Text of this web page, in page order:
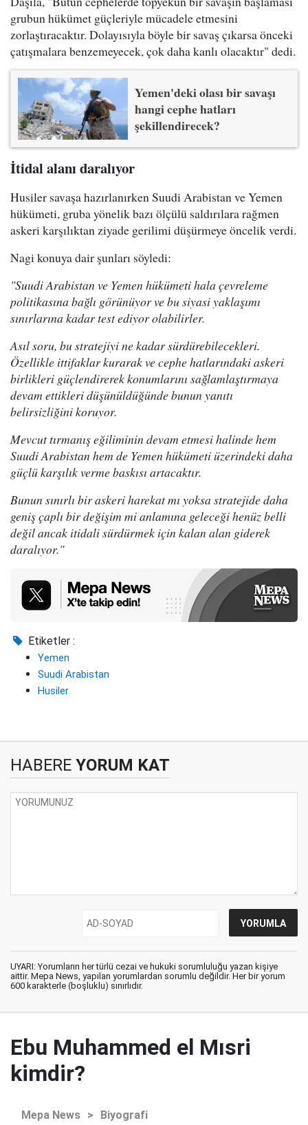
grubun hükümet güçleriyle mücadele etmesini
zorlaştıracaktır. Dolayısıyla böyle bir savaş çıkarsa önceki
çatışmalara benzemeyecek, çok daha kanlı olacaktır" dedi.
Yemen'deki olası bir savaşı
hangi cephe hatları
şekillendirecek?
İtidal alanı daralıyor
Husiler savaşa hazırlanırken Suudi Arabistan ve Yemen
hükümeti, gruba yönelik bazı ölçülü saldırılara rağmen
askeri karşılıktan ziyade gerilimi düşürmeye öncelik verdi.
Nagi konuya dair şunları söyledi:
"Suudi Arabistan ve Yemen hükümeti hala çevreleme
politikasına bağlı görünüyor ve bu siyasi yaklaşımı
sınırlarına kadar test ediyor olabilirler.
Asıl soru, bu stratejiyi ne kadar sürdürebilecekleri.
Özellikle ittifaklar kurarak ve cephe hatlarındaki askeri
birlikleri güçlendirerek konumlarını sağlamlaştırmaya
devam ettikleri düşünüldüğünde bunun yanıtı
belirsizliğini koruyor.
Mevcut tırmanış eğiliminin devam etmesi halinde hem
Suudi Arabistan hem de Yemen hükümeti üzerindeki daha
güçlü karşılık verme baskısı artacaktır.
Bunun sınırlı bir askeri harekat mı yoksa stratejide daha
geniş çaplı bir değişim mi anlamına geleceği henüz belli
değil ancak itidali sürdürmek için kalan alan giderek
daralıyor."
Etiketler :
Yemen
Suudi Arabistan
Husiler
HABERE YORUM KAT
UYARI: Yorumların her türlü cezai ve hukuki sorumluluğu yazan kişiye
aittir. Mepa News, yapılan yorumlardan sorumlu değildir. Her bir yorum
600 karakterle (boşluklu) sınırlıdır.
Ebu Muhammed el Mısri
kimdir?
Mepa News > Biyografi